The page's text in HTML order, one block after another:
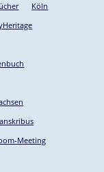
Köln
Meeting